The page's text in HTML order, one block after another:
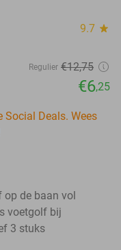
9.7 star
Regulier €12,75
€6,25
Deals. Wees
op de baan vol
voetgolf bij
3 stuks